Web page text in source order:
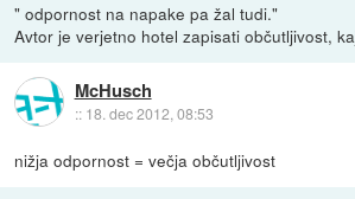
" odpornost na napake pa žal tudi."
Avtor je verjetno hotel zapisati občutljivost,
McHusch
:: 18. dec 2012, 08:53
nižja odpornost = večja občutljivost